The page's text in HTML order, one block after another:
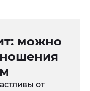
можно